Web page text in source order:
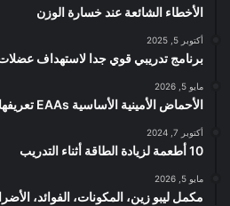
الأخطاء الشائعة عند خسارة الوزن
أكتوبر 5, 2025
برنامج تدريبي قوي جدا لاستهداف
مايو 5, 2026
الأحماض الأمينية الأساسية EAAs تعريفها، أهميتها، مصادرها، وفوائدها
أكتوبر 7, 2024
10 أطعمة لزيادة الطاقة أثناء التدريب
مايو 5, 2026
مكمل ليبو زين، المكونات، الفوائد،